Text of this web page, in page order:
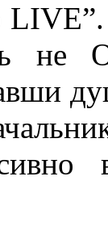
не